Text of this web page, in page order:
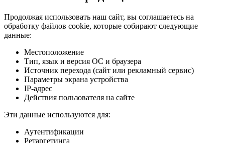
Продолжая использовать наш сайт, вы соглашаетесь на
обработку файлов cookie, которые собирают следующие
данные:
Местоположение
Тип, язык и версия ОС и браузера
Источник перехода (сайт или рекламный сервис)
Параметры экрана устройства
IP-адрес
Действия пользователя на сайте
Эти данные используются для:
Аутентификации
Ретаргетинга